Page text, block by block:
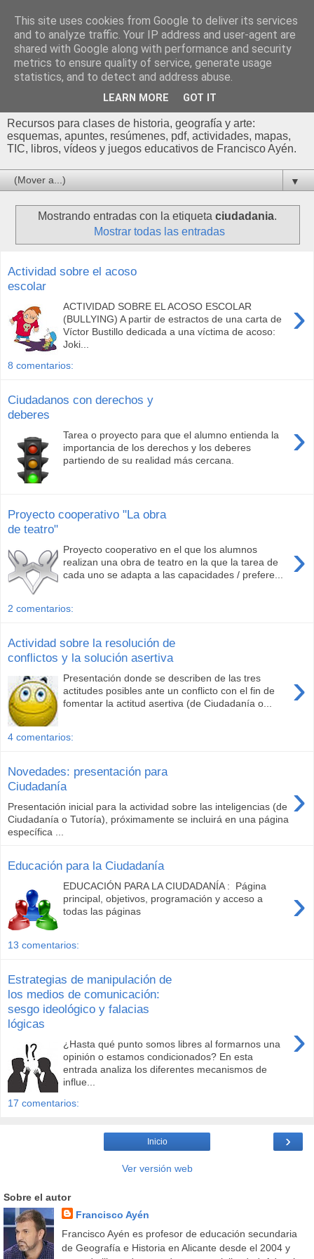
Profesor Francisco |
Recursos de Geografía,
Historia y Arte
Recursos para clases de historia, geografía y arte:
esquemas, apuntes, resúmenes, pdf, actividades, mapas,
TIC, libros, vídeos y juegos educativos de Francisco Ayén.
▼
Mostrando entradas con la etiqueta ciudadania.
Mostrar todas las entradas
Actividad sobre el acoso
escolar
›
ACTIVIDAD SOBRE EL ACOSO ESCOLAR
(BULLYING) A partir de estractos de una carta de
Víctor Bustillo dedicada a una víctima de acoso:
Joki...
8 comentarios:
Ciudadanos con derechos y
deberes
›
Tarea o proyecto para que el alumno entienda la
importancia de los derechos y los deberes
partiendo de su realidad más cercana.
Proyecto cooperativo "La obra
de teatro"
›
Proyecto cooperativo en el que los alumnos
realizan una obra de teatro en la que la tarea de
cada uno se adapta a las capacidades / prefere...
2 comentarios:
Actividad sobre la resolución de
conflictos y la solución asertiva
›
Presentación donde se describen de las tres
actitudes posibles ante un conflicto con el fin de
fomentar la actitud asertiva (de Ciudadanía o...
4 comentarios:
Novedades: presentación para
Ciudadanía
›
Presentación inicial para la actividad sobre las inteligencias (de
Ciudadanía o Tutoría), próximamente se incluirá en una página
específica ...
Educación para la Ciudadanía
›
EDUCACIÓN PARA LA CIUDADANÍA : Página
principal, objetivos, programación y acceso a
todas las páginas
13 comentarios:
Estrategias de manipulación de
los medios de comunicación:
sesgo ideológico y falacias
lógicas
›
¿Hasta qué punto somos libres al formarnos una
opinión o estamos condicionados? En esta
entrada analiza los diferentes mecanismos de
influe...
17 comentarios:
›
Inicio
Ver versión web
Sobre el autor
Francisco Ayén
Francisco Ayén es profesor de educación secundaria
de Geografía e Historia en Alicante desde el 2004 y
This site uses cookies from Google to deliver its services
and to analyze traffic. Your IP address and user-agent are
shared with Google along with performance and security
metrics to ensure quality of service, generate usage
statistics, and to detect and address abuse.
LEARN MORE GOT IT